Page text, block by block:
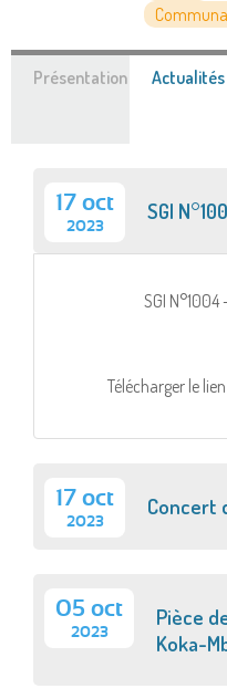
Présentation Actualités
17 oct
2023
SGI
SGI N°1004
Télécharger le
17 oct
2023
Concert
05 oct
2023
Pièce
Koka-